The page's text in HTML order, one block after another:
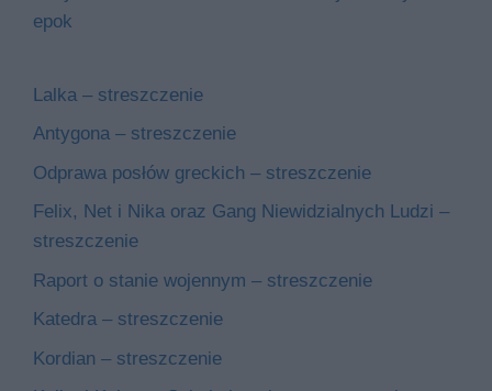
epok
Lalka – streszczenie
Antygona – streszczenie
Odprawa posłów greckich – streszczenie
Felix, Net i Nika oraz Gang Niewidzialnych Ludzi –
streszczenie
Raport o stanie wojennym – streszczenie
Katedra – streszczenie
Kordian – streszczenie